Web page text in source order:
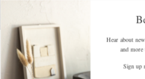
Hear about
and
Sign up